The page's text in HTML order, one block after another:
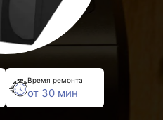
Время ремонта
от 30 мин